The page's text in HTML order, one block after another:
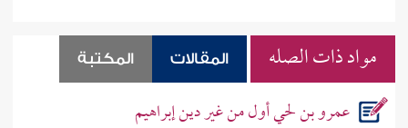
مواد ذات الصله المقالات المكتبة
عمرو بن لحي أول من غير دين إبراهيم